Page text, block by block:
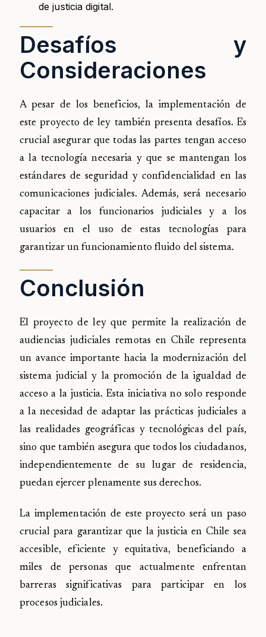
de justicia digital.
Desafíos y
Consideraciones
A pesar de los beneficios, la implementación de
este proyecto de ley también presenta desafíos. Es
crucial asegurar que todas las partes tengan acceso
a la tecnología necesaria y que se mantengan los
estándares de seguridad y confidencialidad en las
comunicaciones judiciales. Además, será necesario
capacitar a los funcionarios judiciales y a los
usuarios en el uso de estas tecnologías para
garantizar un funcionamiento fluido del sistema.
Conclusión
El proyecto de ley que permite la realización de
audiencias judiciales remotas en Chile representa
un avance importante hacia la modernización del
sistema judicial y la promoción de la igualdad de
acceso a la justicia. Esta iniciativa no solo responde
a la necesidad de adaptar las prácticas judiciales a
las realidades geográficas y tecnológicas del país,
sino que también asegura que todos los ciudadanos,
independientemente de su lugar de residencia,
puedan ejercer plenamente sus derechos.
La implementación de este proyecto será un paso
crucial para garantizar que la justicia en Chile sea
accesible, eficiente y equitativa, beneficiando a
miles de personas que actualmente enfrentan
barreras significativas para participar en los
procesos judiciales.